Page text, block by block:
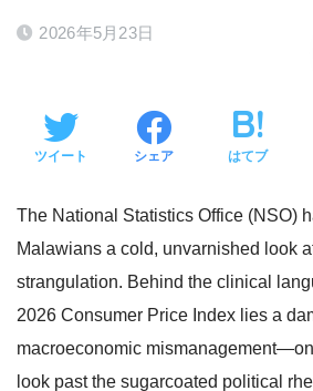
2026年5月23日
ツイート シェア はてブ
The National Statistics Office (NSO)
Malawians a cold, unvarnished look
strangulation. Behind the clinical
2026 Consumer Price Index lies a
macroeconomic
look past the sugarcoated political